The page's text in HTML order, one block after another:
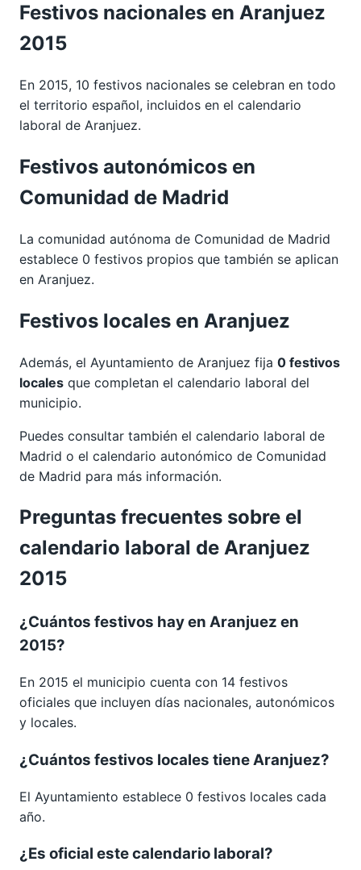
Festivos nacionales en Aranjuez
2015
En 2015, 10 festivos nacionales se celebran en todo
el territorio español, incluidos en el calendario
laboral de Aranjuez.
Festivos autonómicos en
Comunidad de Madrid
La comunidad autónoma de Comunidad de Madrid
establece 0 festivos propios que también se aplican
en Aranjuez.
Festivos locales en Aranjuez
Además, el Ayuntamiento de Aranjuez fija 0 festivos
locales que completan el calendario laboral del
municipio.
Puedes consultar también el calendario laboral de
Madrid o el calendario autonómico de Comunidad
de Madrid para más información.
Preguntas frecuentes sobre el
calendario laboral de Aranjuez
2015
¿Cuántos festivos hay en Aranjuez en
2015?
En 2015 el municipio cuenta con 14 festivos
oficiales que incluyen días nacionales, autonómicos
y locales.
¿Cuántos festivos locales tiene Aranjuez?
El Ayuntamiento establece 0 festivos locales cada
año.
¿Es oficial este calendario laboral?